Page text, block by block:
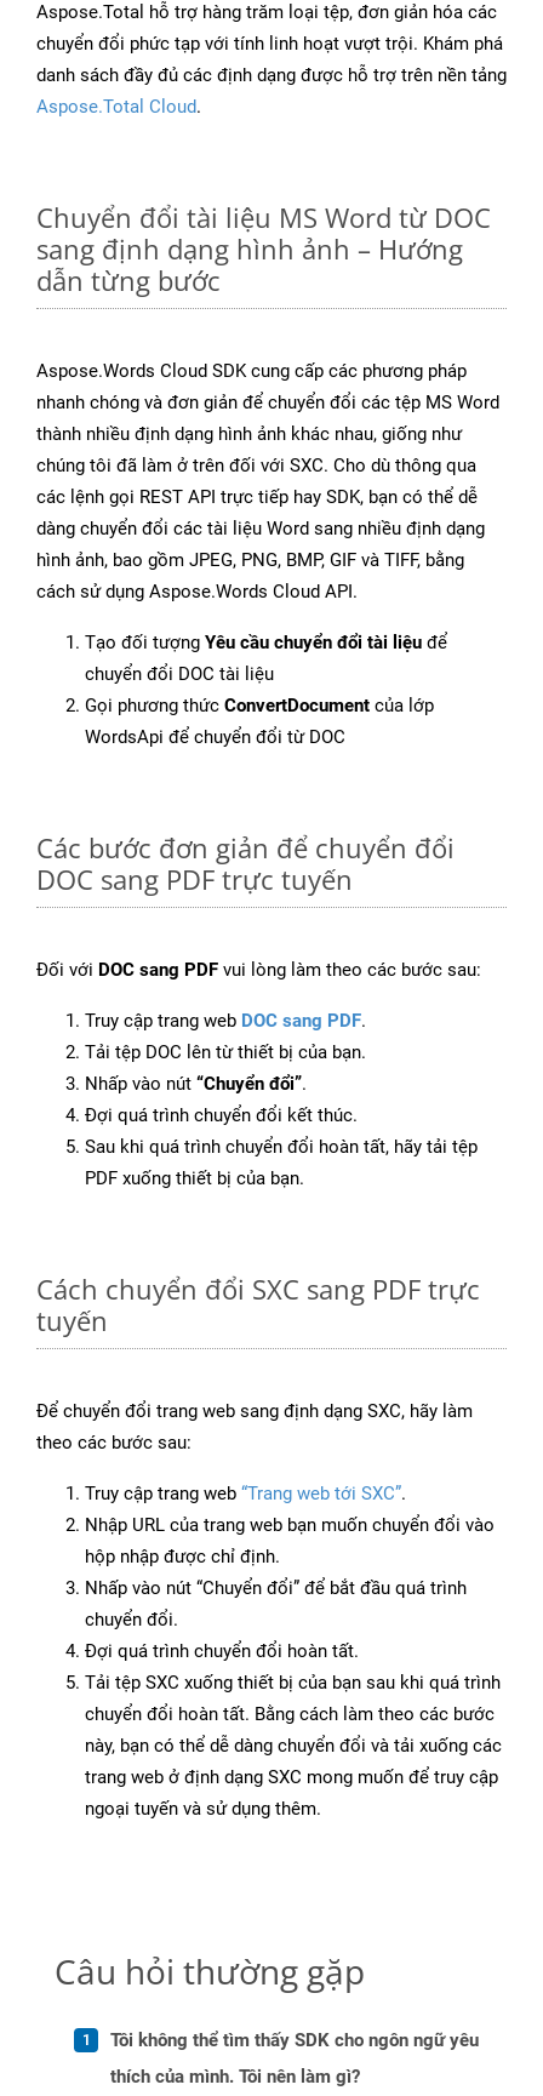
Aspose.Total hỗ trợ hàng trăm loại tệp, đơn giản hóa các
chuyển đổi phức tạp với tính linh hoạt vượt trội. Khám phá
danh sách đầy đủ các định dạng được hỗ trợ trên nền tảng
Aspose.Total Cloud.
Chuyển đổi tài liệu MS Word từ DOC
sang định dạng hình ảnh – Hướng
dẫn từng bước
Aspose.Words Cloud SDK cung cấp các phương pháp
nhanh chóng và đơn giản để chuyển đổi các tệp MS Word
thành nhiều định dạng hình ảnh khác nhau, giống như
chúng tôi đã làm ở trên đối với SXC. Cho dù thông qua
các lệnh gọi REST API trực tiếp hay SDK, bạn có thể dễ
dàng chuyển đổi các tài liệu Word sang nhiều định dạng
hình ảnh, bao gồm JPEG, PNG, BMP, GIF và TIFF, bằng
cách sử dụng Aspose.Words Cloud API.
Tạo đối tượng Yêu cầu chuyển đổi tài liệu để
chuyển đổi DOC tài liệu
Gọi phương thức ConvertDocument của lớp
WordsApi để chuyển đổi từ DOC
Các bước đơn giản để chuyển đổi
DOC sang PDF trực tuyến
Đối với DOC sang PDF vui lòng làm theo các bước sau:
Truy cập trang web DOC sang PDF.
Tải tệp DOC lên từ thiết bị của bạn.
Nhấp vào nút “Chuyển đổi”.
Đợi quá trình chuyển đổi kết thúc.
Sau khi quá trình chuyển đổi hoàn tất, hãy tải tệp
PDF xuống thiết bị của bạn.
Cách chuyển đổi SXC sang PDF trực
tuyến
Để chuyển đổi trang web sang định dạng SXC, hãy làm
theo các bước sau:
Truy cập trang web “Trang web tới SXC”.
Nhập URL của trang web bạn muốn chuyển đổi vào
hộp nhập được chỉ định.
Nhấp vào nút “Chuyển đổi” để bắt đầu quá trình
chuyển đổi.
Đợi quá trình chuyển đổi hoàn tất.
Tải tệp SXC xuống thiết bị của bạn sau khi quá trình
chuyển đổi hoàn tất. Bằng cách làm theo các bước
này, bạn có thể dễ dàng chuyển đổi và tải xuống các
trang web ở định dạng SXC mong muốn để truy cập
ngoại tuyến và sử dụng thêm.
Câu hỏi thường gặp
Tôi không thể tìm thấy SDK cho ngôn ngữ yêu
thích của mình. Tôi nên làm gì?